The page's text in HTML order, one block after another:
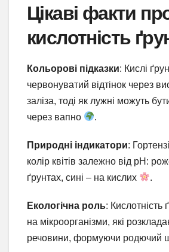
Цікаві факти
кислотність
Кольорові підказки: Кислі
червонуватий відтінок через
заліза, тоді як лужні можуть
через вапно
.
Природні індикатори:
колір квітів залежно від pH:
ґрунтах, сині – на кислих
.
Екологічна роль: Кислотність
на мікроорганізми, які
речовини, формуючи родючий